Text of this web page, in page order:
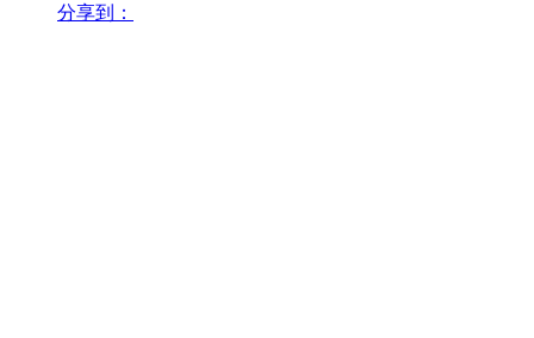
分享到：